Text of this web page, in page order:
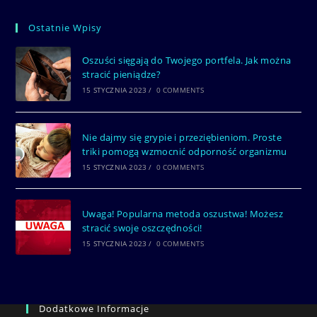
Ostatnie Wpisy
Oszuści sięgają do Twojego portfela. Jak można
stracić pieniądze?
15 STYCZNIA 2023 / 0 COMMENTS
Nie dajmy się grypie i przeziębieniom. Proste
triki pomogą wzmocnić odporność organizmu
15 STYCZNIA 2023 / 0 COMMENTS
Uwaga! Popularna metoda oszustwa! Możesz
stracić swoje oszczędności!
15 STYCZNIA 2023 / 0 COMMENTS
Dodatkowe Informacje